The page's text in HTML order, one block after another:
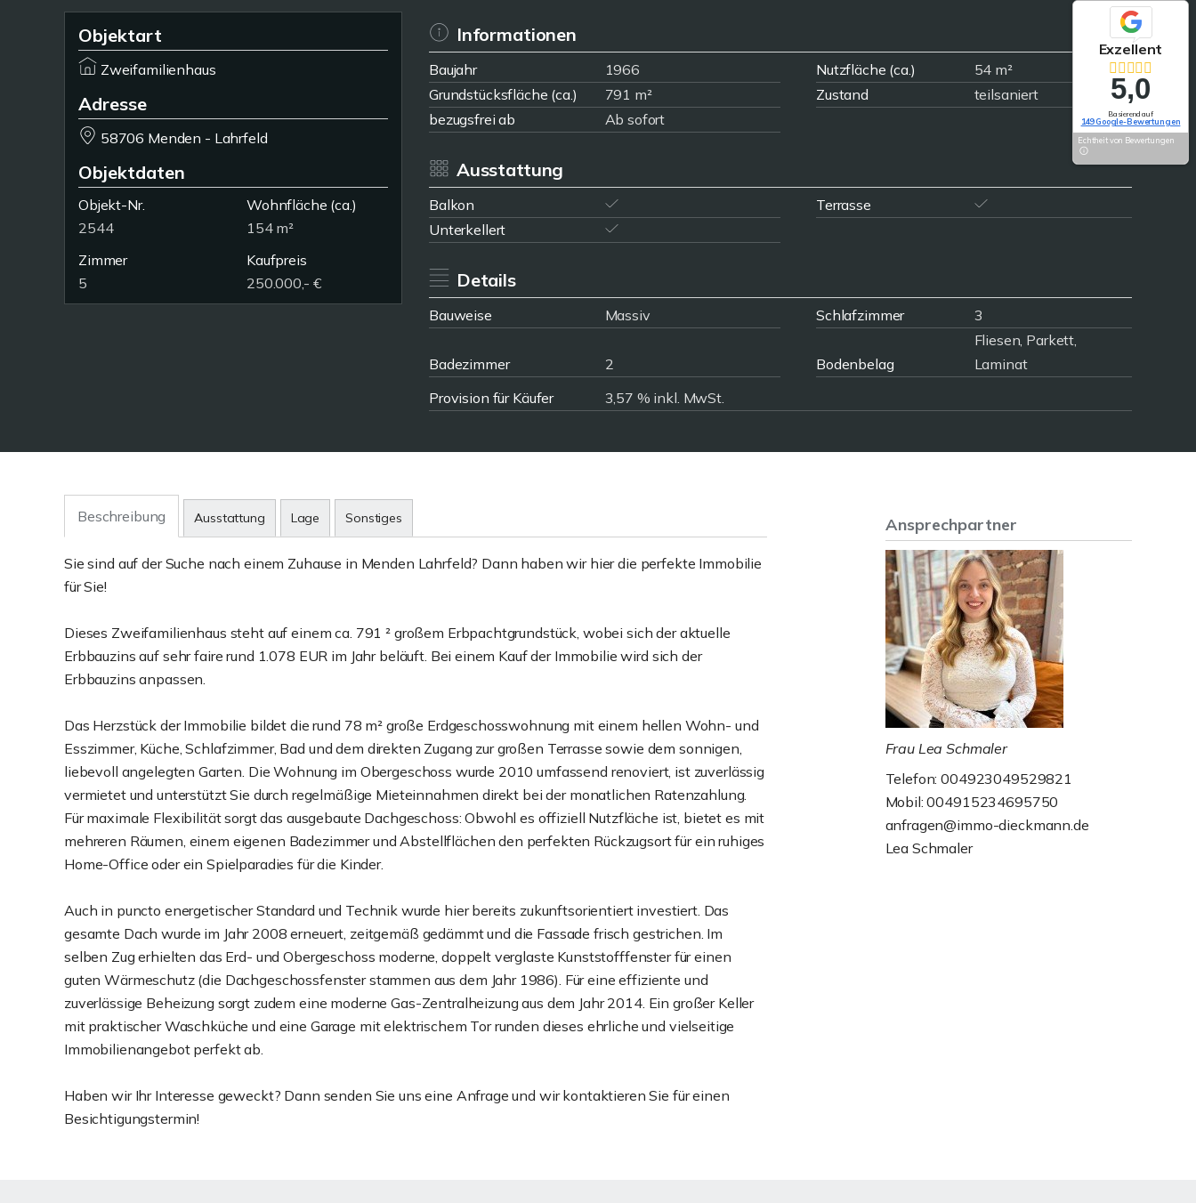
Objektart
Zweifamilienhaus
Adresse
58706 Menden - Lahrfeld
Objektdaten
Objekt-Nr.
2544
Wohnfläche (ca.)
154 m²
Zimmer
5
Kaufpreis
250.000,- €
Informationen
Baujahr 1966 Nutzfläche (ca.)
54 m²
Grundstücksfläche (ca.)
791 m² Zustand
teilsaniert
bezugsfrei ab
Ab sofort
Ausstattung
Balkon
Terrasse
Unterkellert
Details
Bauweise Massiv Schlafzimmer 3
Badezimmer 2 Bodenbelag
Fliesen, Parkett,
Laminat
Provision für Käufer
3,57 % inkl. MwSt.
Beschreibung Ausstattung Lage Sonstiges
Sie sind auf der Suche nach einem Zuhause in Menden Lahrfeld? Dann haben wir hier die perfekte Immobilie
für Sie!
Dieses Zweifamilienhaus steht auf einem ca. 791 ² großem Erbpachtgrundstück, wobei sich der aktuelle
Erbbauzins auf sehr faire rund 1.078 EUR im Jahr beläuft. Bei einem Kauf der Immobilie wird sich der
Erbbauzins anpassen.
Das Herzstück der Immobilie bildet die rund 78 m² große Erdgeschosswohnung mit einem hellen Wohn- und
Esszimmer, Küche, Schlafzimmer, Bad und dem direkten Zugang zur großen Terrasse sowie dem sonnigen,
liebevoll angelegten Garten. Die Wohnung im Obergeschoss wurde 2010 umfassend renoviert, ist zuverlässig
vermietet und unterstützt Sie durch regelmäßige Mieteinnahmen direkt bei der monatlichen Ratenzahlung.
Für maximale Flexibilität sorgt das ausgebaute Dachgeschoss: Obwohl es offiziell Nutzfläche ist, bietet es mit
mehreren Räumen, einem eigenen Badezimmer und Abstellflächen den perfekten Rückzugsort für ein ruhiges
Home-Office oder ein Spielparadies für die Kinder.
Auch in puncto energetischer Standard und Technik wurde hier bereits zukunftsorientiert investiert. Das
gesamte Dach wurde im Jahr 2008 erneuert, zeitgemäß gedämmt und die Fassade frisch gestrichen. Im
selben Zug erhielten das Erd- und Obergeschoss moderne, doppelt verglaste Kunststofffenster für einen
guten Wärmeschutz (die Dachgeschossfenster stammen aus dem Jahr 1986). Für eine effiziente und
zuverlässige Beheizung sorgt zudem eine moderne Gas-Zentralheizung aus dem Jahr 2014. Ein großer Keller
mit praktischer Waschküche und eine Garage mit elektrischem Tor runden dieses ehrliche und vielseitige
Immobilienangebot perfekt ab.
Haben wir Ihr Interesse geweckt? Dann senden Sie uns eine Anfrage und wir kontaktieren Sie für einen
Besichtigungstermin!
Ansprechpartner
Frau Lea Schmaler
Telefon: 004923049529821
Mobil: 004915234695750
anfragen@immo-dieckmann.de
Lea Schmaler
Exzellent
5,0
Basierend auf
149 Google-Bewertungen
Echtheit von Bewertungen